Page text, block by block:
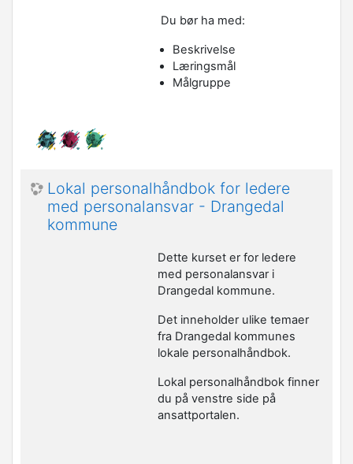
Du bør ha med:
Beskrivelse
Læringsmål
Målgruppe
Lokal personalhåndbok for ledere
med personalansvar - Drangedal
kommune
Dette kurset er for ledere
med personalansvar i
Drangedal kommune.
Det inneholder ulike temaer
fra Drangedal kommunes
lokale personalhåndbok.
Lokal personalhåndbok finner
du på venstre side på
ansattportalen.